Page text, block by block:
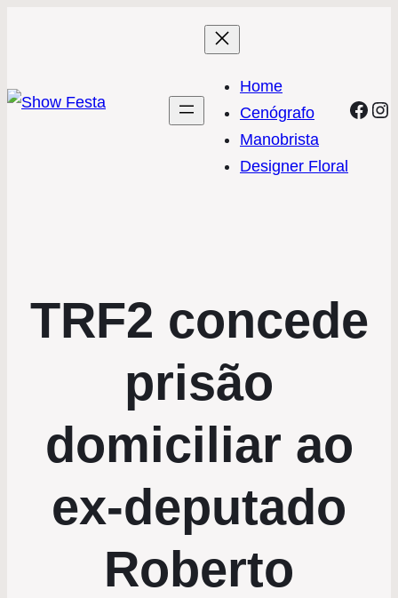
Home
Cenógrafo
Manobrista
Designer Floral
TRF2 concede
prisão
domiciliar ao
ex-deputado
Roberto